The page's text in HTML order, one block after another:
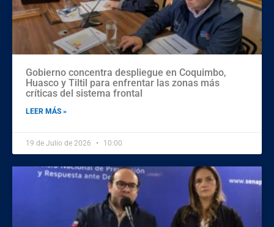
Gobierno concentra despliegue en Coquimbo,
Huasco y Tiltil para enfrentar las zonas más
críticas del sistema frontal
LEER MÁS »
19 de Julio de 2026 10:00